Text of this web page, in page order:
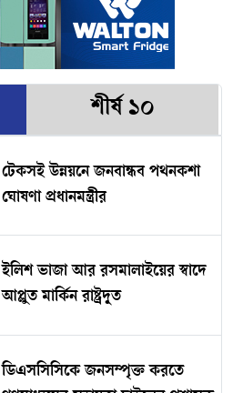
শীর্ষ ১০
টেকসই উন্নয়নে জনবান্ধব পথনকশা
ঘোষণা প্রধানমন্ত্রীর
ইলিশ ভাজা আর রসমালাইয়ের স্বাদে
আপ্লুত মার্কিন রাষ্ট্রদূত
ডিএসসিসিকে জনসম্পৃক্ত করতে